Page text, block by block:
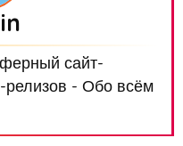
сайт-
релизов - Обо всём